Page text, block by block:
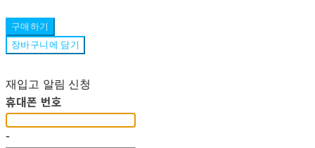
구매하기
장바구니에 담기
재입고 알림 신청
휴대폰 번호
-